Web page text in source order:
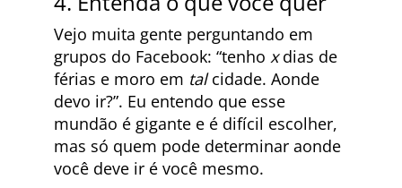
Vejo muita gente perguntando em
grupos do Facebook: “tenho xdias de
férias e moro em talcidade. Aonde
devo ir?”. Eu entendo que esse
mundão é gigante e é difícil escolher,
mas só quem pode determinar aonde
você deve ir é você mesmo.